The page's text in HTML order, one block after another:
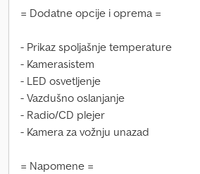
= Dodatne opcije i oprema =
- Prikaz spoljašnje temperature
- Kamerasistem
- LED osvetljenje
- Vazdušno oslanjanje
- Radio/CD plejer
- Kamera za vožnju unazad
= Napomene =